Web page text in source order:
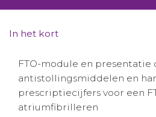
Contact
Winkelwagentje
In het kort
FTO-module en presentatie
antistollingsmiddelen en
prescriptiecijfers voor een
atriumfibrilleren